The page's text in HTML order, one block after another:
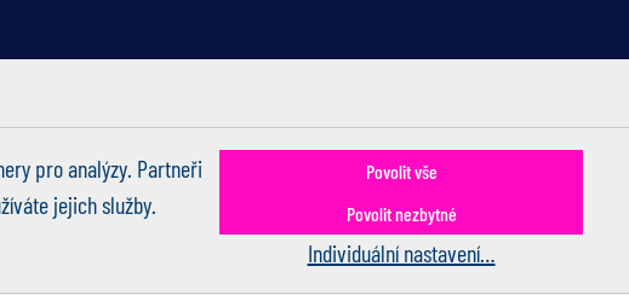
775 380 593
pro analýzy. Partneři
jejich služby.
Povolit vše
Povolit nezbytné
Individuální nastavení…